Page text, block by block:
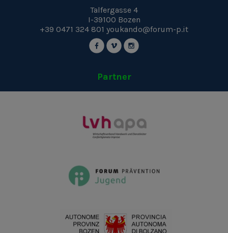
Talfergasse 4
I-39100 Bozen
+39 0471 324 801 youkando@forum-p.it
Partner